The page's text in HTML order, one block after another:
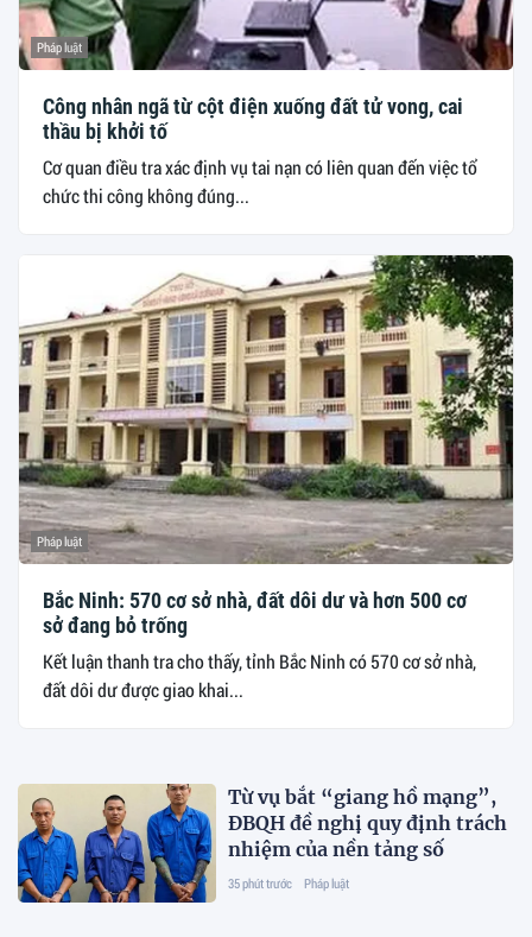
Pháp luật
Công nhân ngã từ cột điện xuống đất tử vong, cai
thầu bị khởi tố
Cơ quan điều tra xác định vụ tai nạn có liên quan đến việc tổ
chức thi công không đúng...
Pháp luật
Bắc Ninh: 570 cơ sở nhà, đất dôi dư và hơn 500 cơ
sở đang bỏ trống
Kết luận thanh tra cho thấy, tỉnh Bắc Ninh có 570 cơ sở nhà,
đất dôi dư được giao khai...
Từ vụ bắt “giang hồ mạng”,
ĐBQH đề nghị quy định trách
nhiệm của nền tảng số
35 phút trước Pháp luật